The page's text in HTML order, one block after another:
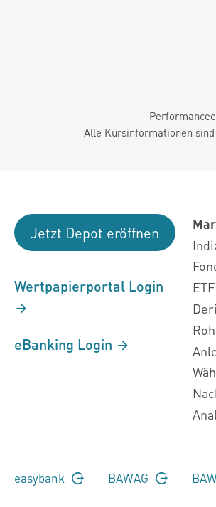
Alle Kursinformationen
Jetzt Depot eröffnen
Wertpapierportal Login
eBanking Login
ETF
easybank BAWAG